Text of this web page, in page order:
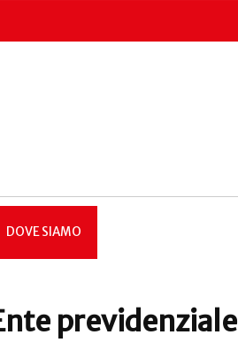
DOVE SIAMO
previdenziale